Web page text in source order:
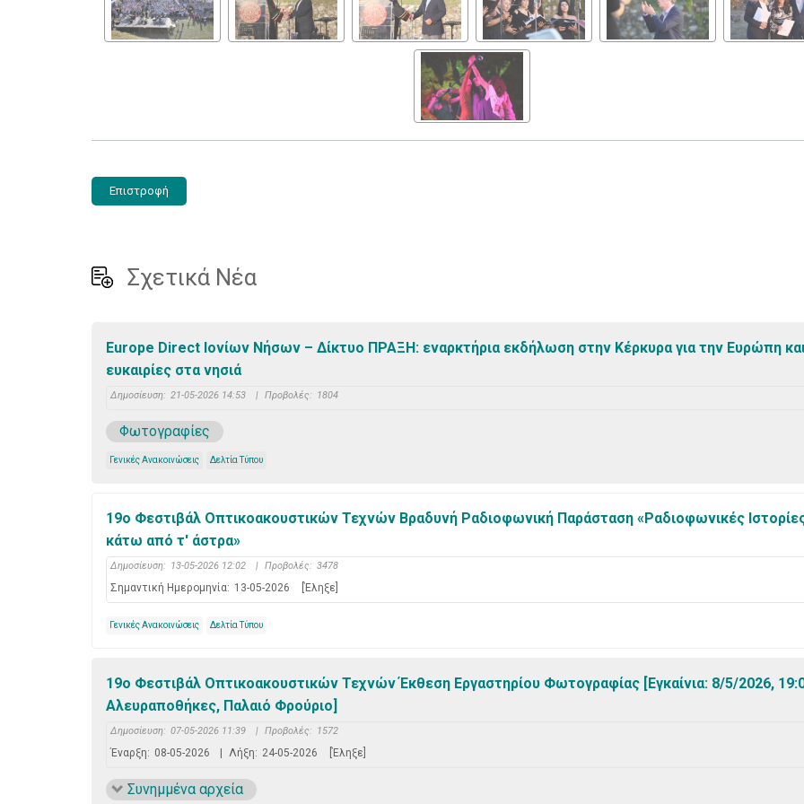
Επιστροφή
Σχετικά Νέα
Europe Direct Ιονίων Νήσων – Δίκτυο ΠΡΑΞΗ: εναρκτήρια εκδήλωση στην Κέρκυρα για την Ευρώπη
ευκαιρίες στα νησιά
Δημοσίευση: 21-05-2026 14:53 | Προβολές: 1804
Φωτογραφίες
Γενικές Ανακοινώσεις Δελτία Τύπου
19ο Φεστιβάλ Οπτικοακουστικών Τεχνών Bραδυνή Ραδιοφωνική Παράσταση «Ραδιοφωνικές
κάτω από τ' άστρα»
Δημοσίευση: 13-05-2026 12:02 | Προβολές: 3478
Σημαντική Ημερομηνία: 13-05-2026 [Έληξε]
Γενικές Ανακοινώσεις Δελτία Τύπου
19ο Φεστιβάλ Οπτικοακουστικών Τεχνών Έκθεση Εργαστηρίου Φωτογραφίας [Εγκαίνια: 8/5/2026,
Αλευραποθήκες, Παλαιό Φρούριο]
Δημοσίευση: 07-05-2026 11:39 | Προβολές: 1572
Έναρξη: 08-05-2026 Λήξη: 24-05-2026 [Έληξε]
Συνημμένα αρχεία